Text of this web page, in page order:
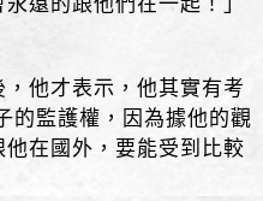
他才表示，他其實有考
的監護權，因為據他的觀
在國外，要能受到比較